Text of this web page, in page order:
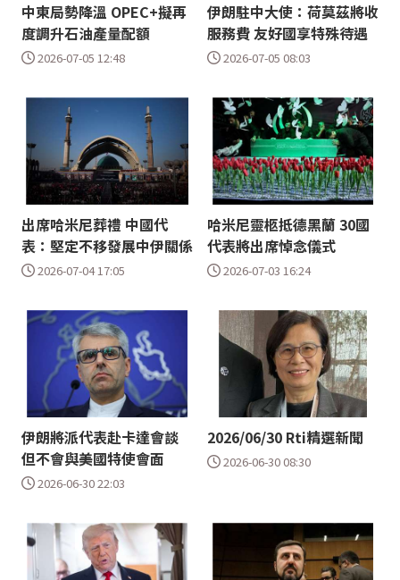
中東局勢降溫 OPEC+擬再
度調升石油產量配額
2026-07-05 12:48
伊朗駐中大使：荷莫茲將收
服務費 友好國享特殊待遇
2026-07-05 08:03
出席哈米尼葬禮 中國代
表：堅定不移發展中伊關係
2026-07-04 17:05
哈米尼靈柩抵德黑蘭 30國
代表將出席悼念儀式
2026-07-03 16:24
伊朗將派代表赴卡達會談
但不會與美國特使會面
2026-06-30 22:03
2026/06/30 Rti精選新聞
2026-06-30 08:30